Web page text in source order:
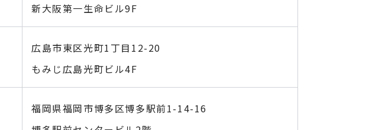
新大阪第一生命ビル9F
広島市東区光町1丁目12-20
もみじ広島光町ビル4F
福岡県福岡市博多区博多駅前1-14-16